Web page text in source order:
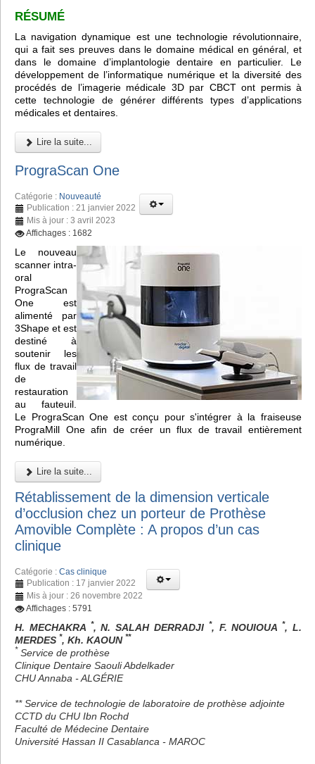
RÉSUMÉ
La navigation dynamique est une technologie révolutionnaire,
qui a fait ses preuves dans le domaine médical en général, et
dans le domaine d’implantologie dentaire en particulier. Le
développement de l’informatique numérique et la diversité des
procédés de l’imagerie médicale 3D par CBCT ont permis à
cette technologie de générer différents types d’applications
médicales et dentaires.
Lire la suite...
PrograScan One
Catégorie : Nouveauté
Publication : 21 janvier 2022
Mis à jour : 3 avril 2023
Affichages : 1682
Le nouveau
scanner intra-
oral
PrograScan
One est
alimenté par
3Shape et est
destiné à
soutenir les
flux de travail
de
restauration
au fauteuil.
Le PrograScan One est conçu pour s'intégrer à la fraiseuse
PrograMill One afin de créer un flux de travail entièrement
numérique.
Lire la suite...
Rétablissement de la dimension verticale
d’occlusion chez un porteur de Prothèse
Amovible Complète : A propos d’un cas
clinique
Catégorie : Cas clinique
Publication : 17 janvier 2022
Mis à jour : 26 novembre 2022
Affichages : 5791
H. MECHAKRA *, N. SALAH DERRADJI *, F. NOUIOUA *, L.
MERDES *, Kh. KAOUN **
* Service de prothèse
Clinique Dentaire Saouli Abdelkader
CHU Annaba - ALGÉRIE
** Service de technologie de laboratoire de prothèse adjointe
CCTD du CHU Ibn Rochd
Faculté de Médecine Dentaire
Université Hassan II Casablanca - MAROC